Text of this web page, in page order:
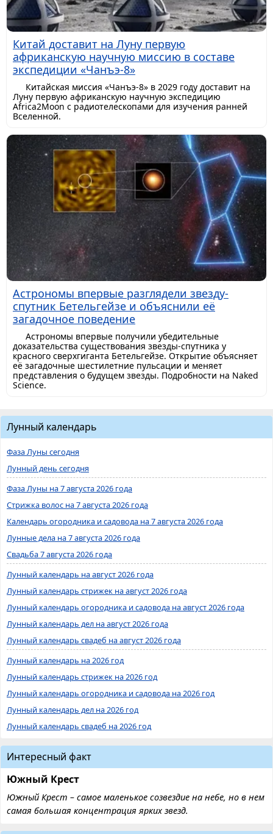
Китай доставит на Луну первую
африканскую научную миссию в составе
экспедиции «Чанъэ-8»
Китайская миссия «Чанъэ-8» в 2029 году доставит на
Луну первую африканскую научную экспедицию
Africa2Moon с радиотелескопами для изучения ранней
Вселенной.
Астрономы впервые разглядели звезду-
спутник Бетельгейзе и объяснили её
загадочное поведение
Астрономы впервые получили убедительные
доказательства существования звезды-спутника у
красного сверхгиганта Бетельгейзе. Открытие объясняет
её загадочные шестилетние пульсации и меняет
представления о будущем звезды. Подробности на Naked
Science.
Лунный календарь
Фаза Луны сегодня
Лунный день сегодня
Фаза Луны на 7 августа 2026 года
Стрижка волос на 7 августа 2026 года
Календарь огородника и садовода на 7 августа 2026 года
Лунные дела на 7 августа 2026 года
Свадьба 7 августа 2026 года
Лунный календарь на август 2026 года
Лунный календарь стрижек на август 2026 года
Лунный календарь огородника и садовода на август 2026 года
Лунный календарь дел на август 2026 года
Лунный календарь свадеб на август 2026 года
Лунный календарь на 2026 год
Лунный календарь стрижек на 2026 год
Лунный календарь огородника и садовода на 2026 год
Лунный календарь дел на 2026 год
Лунный календарь свадеб на 2026 год
Интересный факт
Южный Крест
Южный Крест – самое маленькое созвездие на небе, но в нем
самая большая концентрация ярких звезд.